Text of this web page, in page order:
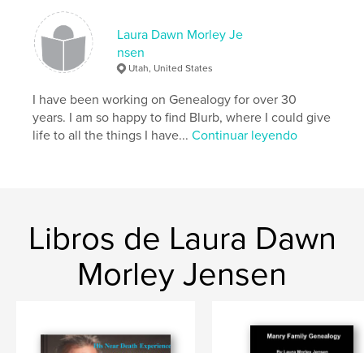
nixon , howell , miller , family
Laura Dawn Morley Je
nsen
Utah, United States
I have been working on Genealogy for over 30
years. I am so happy to find Blurb, where I could give
life to all the things I have...Continuar leyendo
Libros de Laura Dawn
Morley Jensen